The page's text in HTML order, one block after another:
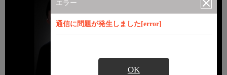
エラー
通信に問題が発生しました[error]
OK